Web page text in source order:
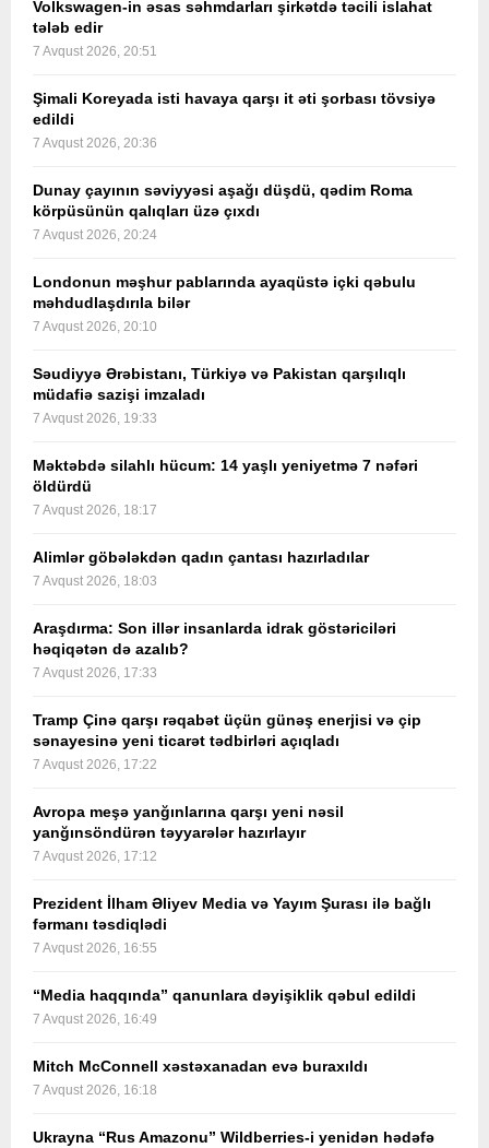
Volkswagen-in əsas səhmdarları şirkətdə təcili islahat
tələb edir
7 Avqust 2026, 20:51
Şimali Koreyada isti havaya qarşı it əti şorbası tövsiyə
edildi
7 Avqust 2026, 20:36
Dunay çayının səviyyəsi aşağı düşdü, qədim Roma
körpüsünün qalıqları üzə çıxdı
7 Avqust 2026, 20:24
Londonun məşhur pablarında ayaqüstə içki qəbulu
məhdudlaşdırıla bilər
7 Avqust 2026, 20:10
Səudiyyə Ərəbistanı, Türkiyə və Pakistan qarşılıqlı
müdafiə sazişi imzaladı
7 Avqust 2026, 19:33
Məktəbdə silahlı hücum: 14 yaşlı yeniyetmə 7 nəfəri
öldürdü
7 Avqust 2026, 18:17
Alimlər göbələkdən qadın çantası hazırladılar
7 Avqust 2026, 18:03
Araşdırma: Son illər insanlarda idrak göstəriciləri
həqiqətən də azalıb?
7 Avqust 2026, 17:33
Tramp Çinə qarşı rəqabət üçün günəş enerjisi və çip
sənayesinə yeni ticarət tədbirləri açıqladı
7 Avqust 2026, 17:22
Avropa meşə yanğınlarına qarşı yeni nəsil
yanğınsöndürən təyyarələr hazırlayır
7 Avqust 2026, 17:12
Prezident İlham Əliyev Media və Yayım Şurası ilə bağlı
fərmanı təsdiqlədi
7 Avqust 2026, 16:55
“Media haqqında” qanunlara dəyişiklik qəbul edildi
7 Avqust 2026, 16:49
Mitch McConnell xəstəxanadan evə buraxıldı
7 Avqust 2026, 16:18
Ukrayna “Rus Amazonu” Wildberries-i yenidən hədəfə